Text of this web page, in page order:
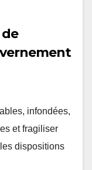
infondées,
et fragiliser
dispositions